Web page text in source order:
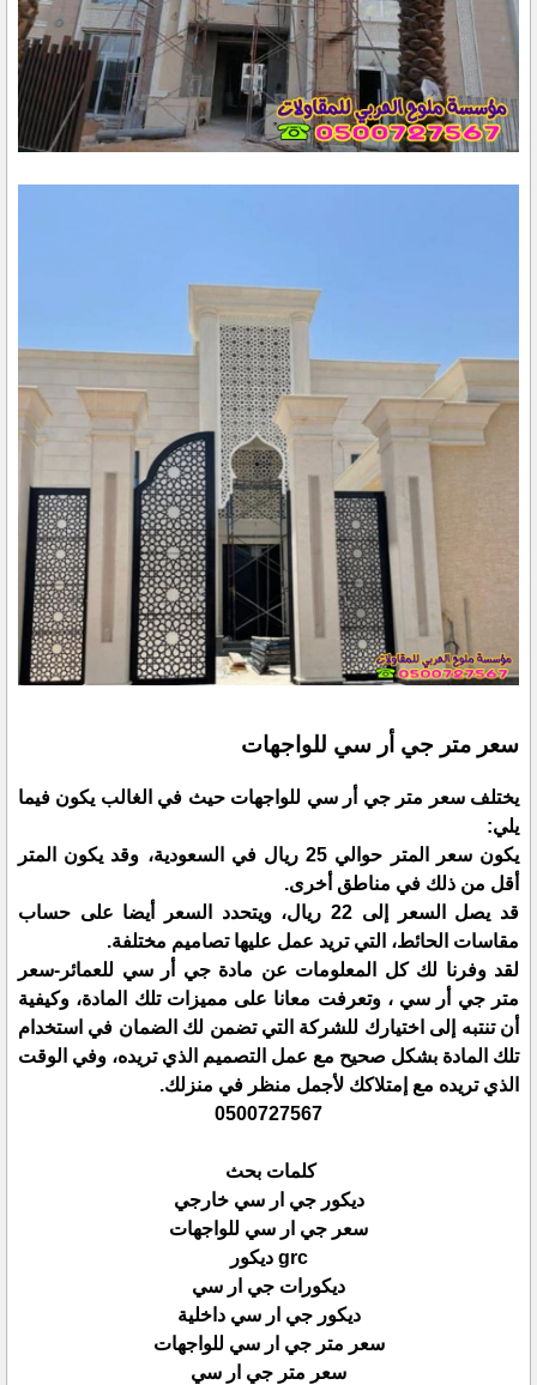
سعر متر جي أر سي للواجهات
يختلف سعر متر جي أر سي للواجهات حيث في الغالب يكون فيما
يلي:
يكون سعر المتر حوالي 25 ريال في السعودية، وقد يكون المتر
أقل من ذلك في مناطق أخرى.
قد يصل السعر إلى 22 ريال، ويتحدد السعر أيضا على حساب
مقاسات الحائط، التي تريد عمل عليها تصاميم مختلفة.
لقد وفرنا لك كل المعلومات عن مادة جي أر سي للعمائر-سعر
متر جي أر سي ، وتعرفت معانا على مميزات تلك المادة، وكيفية
أن تنتبه إلى اختيارك للشركة التي تضمن لك الضمان في استخدام
تلك المادة بشكل صحيح مع عمل التصميم الذي تريده، وفي الوقت
الذي تريده مع إمتلاكك لأجمل منظر في منزلك.
0500727567
كلمات بحث
ديكور جي ار سي خارجي
سعر جي ار سي للواجهات
grc ديكور
ديكورات جي ار سي
ديكور جي ار سي داخلية
سعر متر جي ار سي للواجهات
سعر متر جي ار سي